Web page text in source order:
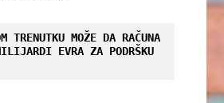
TRENUTKU MOŽE DA RAČUNA
EVRA ZA PODRŠKU